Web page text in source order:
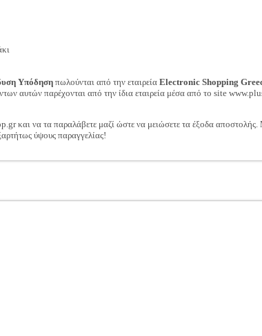
Υπόδηση πωλούνται από την εταιρεία Electronic Shopping
αυτών παρέχονται από την ίδια εταιρεία μέσα από το site
και να τα παραλάβετε μαζί ώστε να μειώσετε τα έξοδα αποστολής.
ύψους παραγγελίας!